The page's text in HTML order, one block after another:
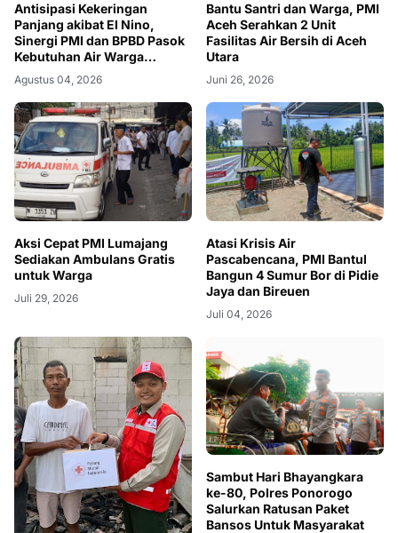
Antisipasi Kekeringan
Panjang akibat El Nino,
Sinergi PMI dan BPBD Pasok
Kebutuhan Air Warga
Ponorogo
Agustus 04, 2026
Bantu Santri dan Warga, PMI
Aceh Serahkan 2 Unit
Fasilitas Air Bersih di Aceh
Utara
Juni 26, 2026
Aksi Cepat PMI Lumajang
Sediakan Ambulans Gratis
untuk Warga
Juli 29, 2026
Atasi Krisis Air
Pascabencana, PMI Bantul
Bangun 4 Sumur Bor di Pidie
Jaya dan Bireuen
Juli 04, 2026
Sambut Hari Bhayangkara
ke-80, Polres Ponorogo
Salurkan Ratusan Paket
Bansos Untuk Masyarakat